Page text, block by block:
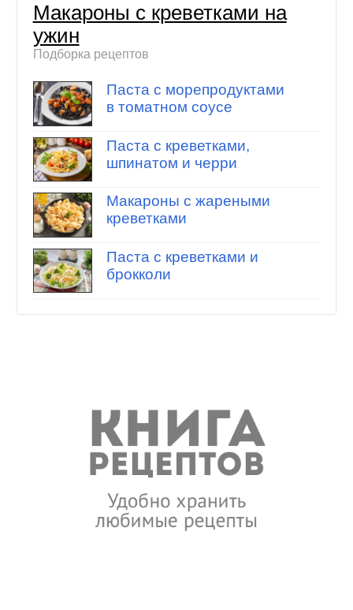
Макароны с креветками на
ужин
Подборка рецептов
Паста с морепродуктами
в томатном соусе
Паста с креветками,
шпинатом и черри
Макароны с жареными
креветками
Паста с креветками и
брокколи